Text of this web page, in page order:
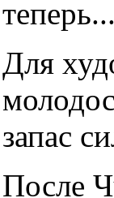
теперь...
Для
запас
После